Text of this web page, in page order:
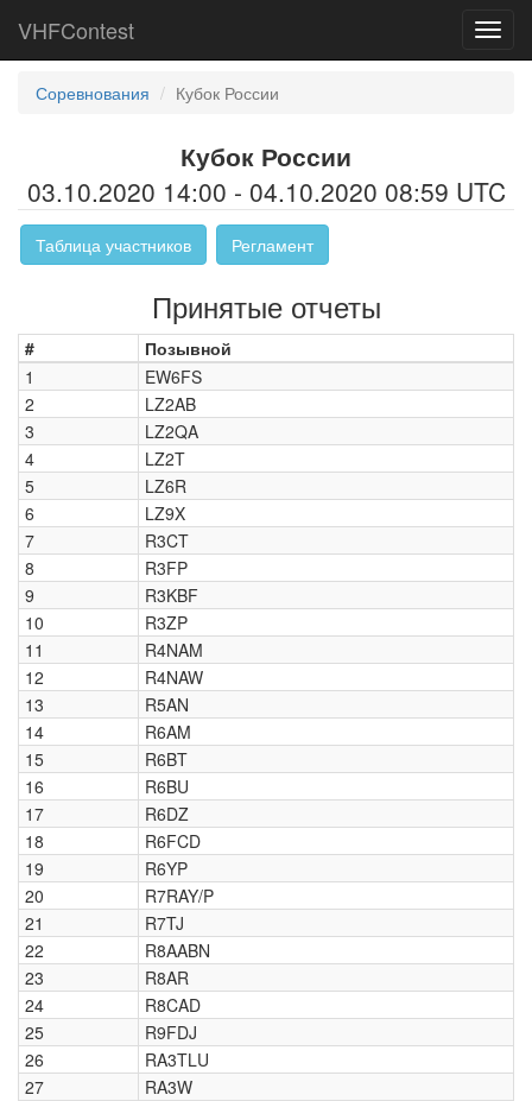
VHFContest
Соревнования Кубок России
Кубок России
03.10.2020 14:00 - 04.10.2020 08:59 UTC
Таблица участников Регламент
Принятые отчеты
#
Позывной
1
EW6FS
2
LZ2AB
3
LZ2QA
4
LZ2T
5
LZ6R
6
LZ9X
7
R3CT
8
R3FP
9
R3KBF
10
R3ZP
11
R4NAM
12
R4NAW
13
R5AN
14
R6AM
15
R6BT
16
R6BU
17
R6DZ
18
R6FCD
19
R6YP
20
R7RAY/P
21
R7TJ
22
R8AABN
23
R8AR
24
R8CAD
25
R9FDJ
26
RA3TLU
27
RA3W